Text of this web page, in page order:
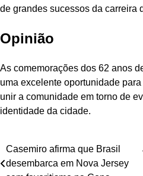
de grandes sucessos da carreira
Opinião
As comemorações dos 62 anos
uma excelente oportunidade
unir a comunidade em torno de
identidade da cidade.
Navegação
Casemiro afirma que Brasil
desembarca em Nova Jersey